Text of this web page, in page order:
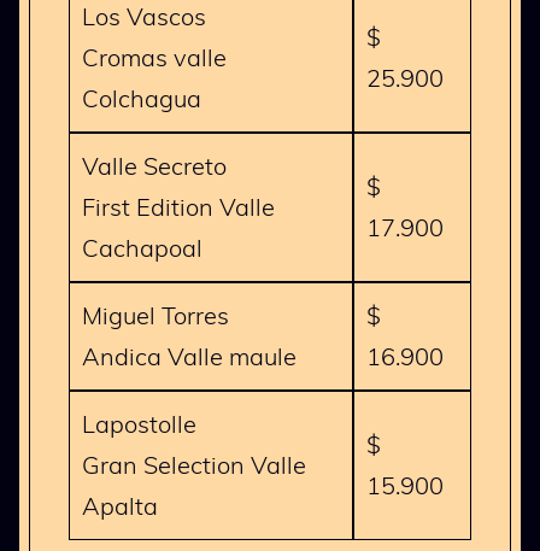
Los Vascos
Cromas valle
Colchagua
$
25.900
Valle Secreto
First Edition Valle
Cachapoal
$
17.900
Miguel Torres
Andica Valle maule
$
16.900
Lapostolle
Gran Selection Valle
Apalta
$
15.900